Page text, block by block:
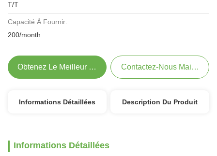
T/T
Capacité À Fournir:
200/month
Obtenez Le Meilleur Prix Contactez-Nous Maintenant
Informations Détaillées Description Du Produit
Informations Détaillées